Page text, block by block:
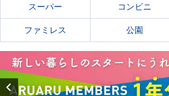
スーパー コンビニ
ファミレス 公園
Previous